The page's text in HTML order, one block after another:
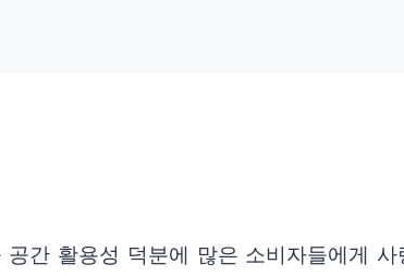
간 활용성 덕분에 많은 소비자들에게 사